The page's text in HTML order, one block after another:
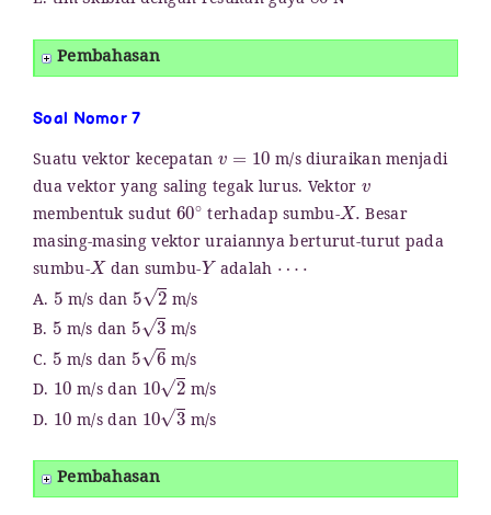
Pembahasan
Soal Nomor 7
Suatu vektor kecepatan 10 m/s diuraikan menjadi
dua vektor yang saling tegak lurus. Vektorv
membentuk sudut60∘terhadap sumbu-X. Besar
masing-masing vektor uraiannya berturut-turut pada
sumbu-X dan sumbu-Y adalah⋯⋅
A. 5 m/s dan 5 2
m/s
B. 5 m/s dan 5 3
m/s
C. 5 m/s dan 5 6
m/s
D. 10m/s dan 10 2 m/s
D. 10 m/s dan 103 m/s
Pembahasan